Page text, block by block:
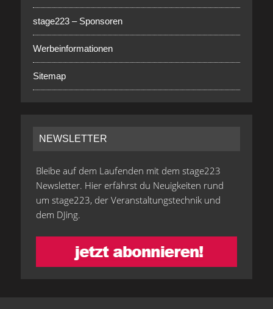
stage223 – Sponsoren
Werbeinformationen
Sitemap
NEWSLETTER
Bleibe auf dem Laufenden mit dem stage223
Newsletter. Hier erfährst du Neuigkeiten rund
um stage223, der Veranstaltungstechnik und
dem DJing.